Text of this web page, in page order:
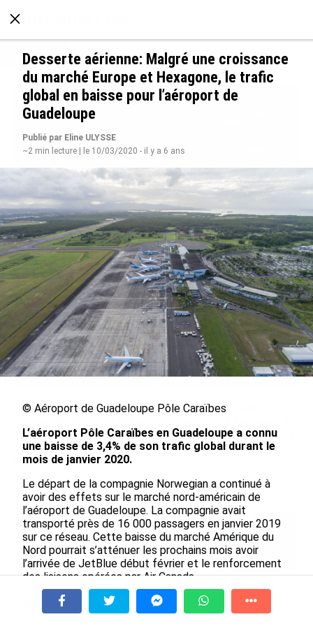
À LA UNE POLITIQUE ECONOMIE SOCIÉTÉ
Avec VEENI, le Guadeloupéen Yanis Foy entend
participer au développement touristique des
Outre-mer
le 06/08/2026
Après 5 ans à la SARA aux
la direction générale de la
Société Réunionnaise des
Produits Pétroliers
le 05/08/2026
En juin 2026, les prix à la
La Réunion et augmentent à
Mayotte (Insee)
INTERVIEW. À Wallis-et-Futuna, un
tourisme authentique et durable en
plein essor...
le 04/08/2026
Prix à la consommation en juin 2026 :
progression en Guadeloupe, recul en
À la une Tv Radio A Propos
Desserte aérienne: Malgré une croissance
du marché Europe et Hexagone, le trafic
global en baisse pour l’aéroport de
Guadeloupe
Publié par Eline ULYSSE
~2 min lecture | le 10/03/2020 - il y a 6 ans
© Aéroport de Guadeloupe Pôle Caraïbes
L’aéroport Pôle Caraïbes en Guadeloupe a connu
une baisse de 3,4% de son trafic global durant le
mois de janvier 2020.
Le départ de la compagnie Norwegian a continué à
avoir des effets sur le marché nord-américain de
l’aéroport de Guadeloupe. La compagnie avait
transporté près de 16 000 passagers en janvier 2019
sur ce réseau. Cette baisse du marché Amérique du
Nord pourrait s’atténuer les prochains mois avoir
l’arrivée de JetBlue début février et le renforcement
des liaisons opérées par Air Canada.
Hormis le marché nord-américain, les axes Europe et
Hexagone ont en revanche vu leur part de trafic